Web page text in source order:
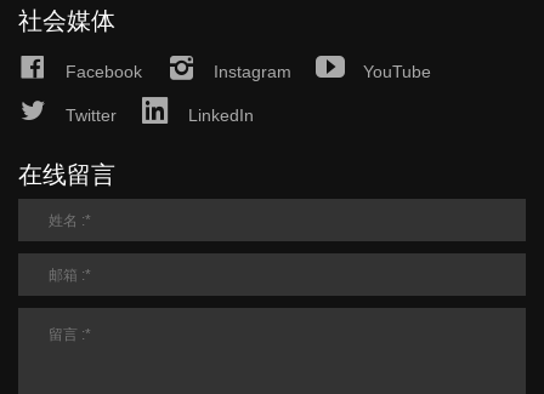
社会媒体
Facebook Instagram YouTube
Twitter LinkedIn
在线留言